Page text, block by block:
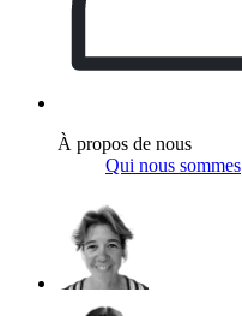
À propos de nous
Qui nous sommes